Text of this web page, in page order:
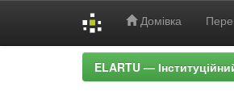
Домівка
ELARTU —